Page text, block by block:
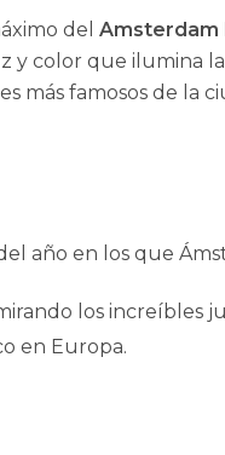
del Amsterdam
y color que ilumina
más famosos de la
año en los que
los increíbles
en Europa.